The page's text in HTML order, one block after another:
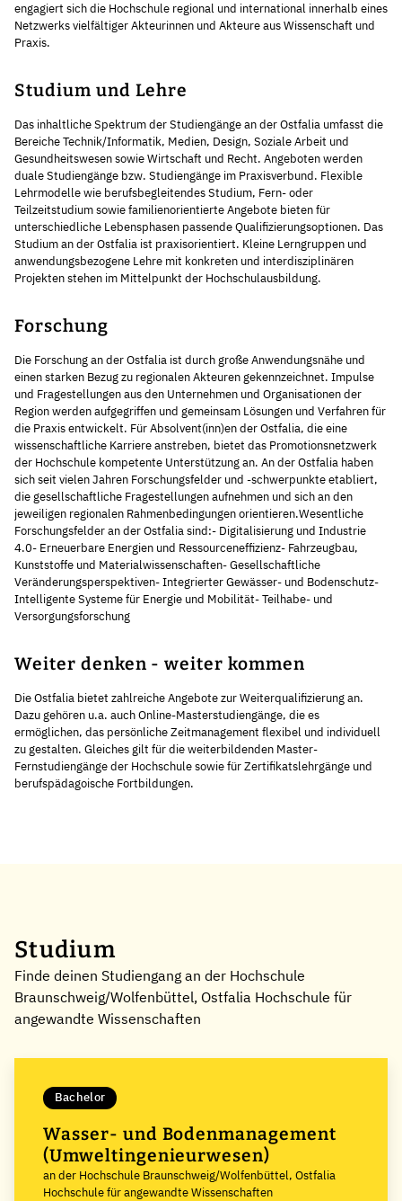
engagiert sich die Hochschule regional und international innerhalb eines
Netzwerks vielfältiger Akteurinnen und Akteure aus Wissenschaft und
Praxis.
Studium und Lehre
Das inhaltliche Spektrum der Studiengänge an der Ostfalia umfasst die
Bereiche Technik/Informatik, Medien, Design, Soziale Arbeit und
Gesundheitswesen sowie Wirtschaft und Recht. Angeboten werden
duale Studiengänge bzw. Studiengänge im Praxisverbund. Flexible
Lehrmodelle wie berufsbegleitendes Studium, Fern- oder
Teilzeitstudium sowie familienorientierte Angebote bieten für
unterschiedliche Lebensphasen passende Qualifizierungsoptionen. Das
Studium an der Ostfalia ist praxisorientiert. Kleine Lerngruppen und
anwendungsbezogene Lehre mit konkreten und interdisziplinären
Projekten stehen im Mittelpunkt der Hochschulausbildung.
Forschung
Die Forschung an der Ostfalia ist durch große Anwendungsnähe und
einen starken Bezug zu regionalen Akteuren gekennzeichnet. Impulse
und Fragestellungen aus den Unternehmen und Organisationen der
Region werden aufgegriffen und gemeinsam Lösungen und Verfahren für
die Praxis entwickelt. Für Absolvent(inn)en der Ostfalia, die eine
wissenschaftliche Karriere anstreben, bietet das Promotionsnetzwerk
der Hochschule kompetente Unterstützung an. An der Ostfalia haben
sich seit vielen Jahren Forschungsfelder und -schwerpunkte etabliert,
die gesellschaftliche Fragestellungen aufnehmen und sich an den
jeweiligen regionalen Rahmenbedingungen orientieren.Wesentliche
Forschungsfelder an der Ostfalia sind:- Digitalisierung und Industrie
4.0- Erneuerbare Energien und Ressourceneffizienz- Fahrzeugbau,
Kunststoffe und Materialwissenschaften- Gesellschaftliche
Veränderungsperspektiven- Integrierter Gewässer- und Bodenschutz-
Intelligente Systeme für Energie und Mobilität- Teilhabe- und
Versorgungsforschung
Weiter denken - weiter kommen
Die Ostfalia bietet zahlreiche Angebote zur Weiterqualifizierung an.
Dazu gehören u.a. auch Online-Masterstudiengänge, die es
ermöglichen, das persönliche Zeitmanagement flexibel und individuell
zu gestalten. Gleiches gilt für die weiterbildenden Master-
Fernstudiengänge der Hochschule sowie für Zertifikatslehrgänge und
berufspädagoische Fortbildungen.
Studium
Finde deinen Studiengang an der Hochschule
Braunschweig/Wolfenbüttel, Ostfalia Hochschule für
angewandte Wissenschaften
Bachelor
Wasser- und Bodenmanagement
(Umweltingenieurwesen)
an der Hochschule Braunschweig/Wolfenbüttel, Ostfalia
Hochschule für angewandte Wissenschaften